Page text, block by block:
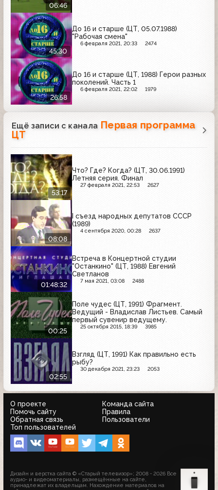
06:46
45:30
До 16 и старше (ЦТ, 05.07.1988)
"Рабочая смена"
6 февраля 2021, 20:33 2474
26:58
До 16 и старше (ЦТ, 1988) Герои разных
поколений. Часть 1
6 февраля 2021, 22:02 1979
Ещё записи с канала Первая программа
ЦТ
53:17
Что? Где? Когда? (ЦТ, 30.06.1991)
Летняя серия. Финал
27 февраля 2021, 22:53 2627
08:08
I съезд народных депутатов СССР
(1989)
4 сентября 2020, 00:28 2637
01:48:32
Встреча в Концертной студии
"Останкино" (ЦТ, 1988) Евгений
Светланов
7 мая 2021, 03:08 2488
00:25
Поле чудес (ЦТ, 1991) Фрагмент.
Ведущий - Владислав Листьев. Самый
первый сувенир ведущему.
25 октября 2015, 18:39 3985
02:55
Взгляд (ЦТ, 1991) Как правильно есть
рыбу?
30 декабря 2021, 23:23 2053
О проекте
Команда сайта
Помочь сайту
Правила
Обратная связь
Пользователи
Топ пользователей
Дизайн и верстка сайта © «Старый телевизор»; 2008 - 2026 Все
аудио- и видеоматериалы, размещённые на сайте,
принадлежат их владельцам. Нахождение материалов на